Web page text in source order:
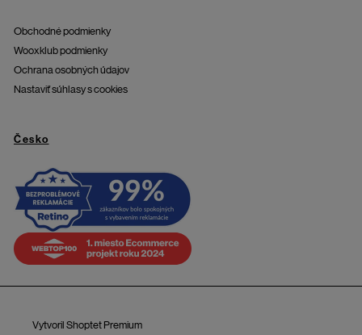
Obchodné podmienky
Wooxklub podmienky
Ochrana osobných údajov
Nastaviť súhlasy s cookies
Česko
Vytvoril Shoptet Premium